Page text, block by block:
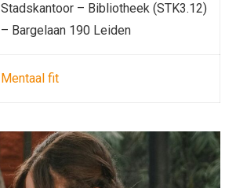
Stadskantoor – Bibliotheek (STK3.12)
– Bargelaan 190 Leiden
Mentaal fit